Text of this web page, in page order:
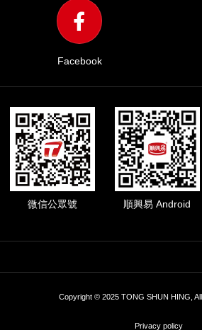
Facebook
微信公眾號 順興易 Android
Copyright © 2025 TONG SHUN HING,
Privacy policy